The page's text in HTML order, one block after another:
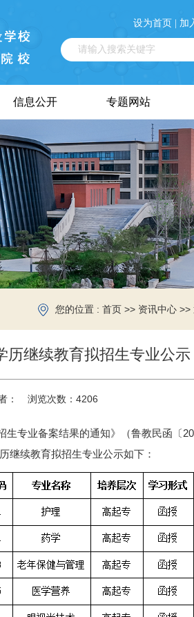
设为首页 | 加
信息公开 专题网站
您的位置 : 首页 >> 资讯中心 >>
历继续教育拟招生专业公示
： 浏览次数： 4206
专业备案结果的通知》（鲁教民函〔
继续教育拟招生专业公示如下：